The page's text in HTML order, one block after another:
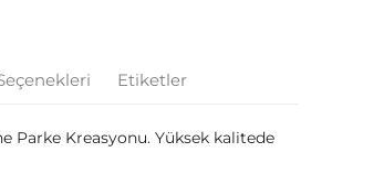
Etiketler
Kreasyonu. Yüksek kalitede